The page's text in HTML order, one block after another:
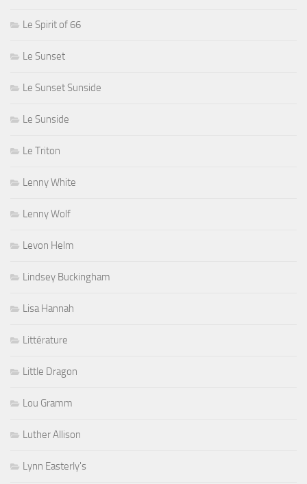
Le Spirit of 66
Le Sunset
Le Sunset Sunside
Le Sunside
Le Triton
Lenny White
Lenny Wolf
Levon Helm
Lindsey Buckingham
Lisa Hannah
Littérature
Little Dragon
Lou Gramm
Luther Allison
Lynn Easterly's